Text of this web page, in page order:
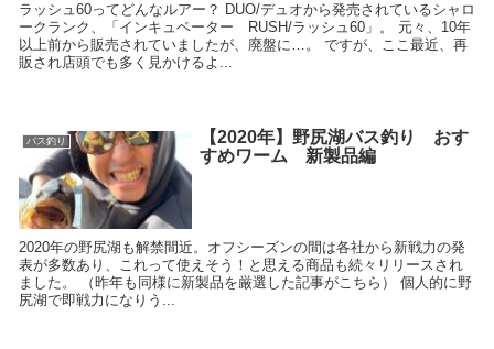
ラッシュ60ってどんなルアー？ DUO/デュオから発売されているシャロ
ークランク、「インキュベーター RUSH/ラッシュ60」。 元々、10年
以上前から販売されていましたが、廃盤に…。 ですが、ここ最近、再
販され店頭でも多く見かけるよ...
バス釣り
【2020年】野尻湖バス釣り おす
すめワーム 新製品編
2020年の野尻湖も解禁間近。オフシーズンの間は各社から新戦力の発
表が多数あり、これって使えそう！と思える商品も続々リリースされ
ました。 （昨年も同様に新製品を厳選した記事がこちら） 個人的に野
尻湖で即戦力になりう...